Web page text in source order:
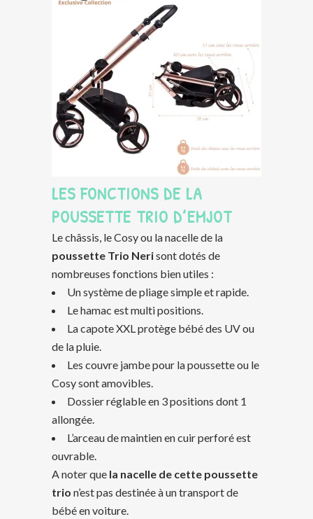
LES FONCTIONS DE LA
POUSSETTE TRIO D’EMJOT
Le châssis, le Cosy ou la nacelle de la
poussette Trio Nerisont dotés de
nombreuses fonctions bien utiles :
Un système de pliage simple et rapide.
Le hamac est multi positions.
La capote XXL protège bébé des UV ou
de la pluie.
Les couvre jambe pour la poussette ou le
Cosy sont amovibles.
Dossier réglable en 3 positions dont 1
allongée.
L’arceau de maintien en cuir perforé est
ouvrable.
A noter que la nacelle de cette poussette
trio n’est pas destinée à un transport de
bébé en voiture.